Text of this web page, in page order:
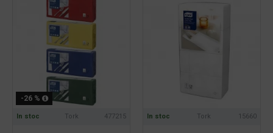
-26 %
In stoc Tork 477215 In stoc Tork 15660